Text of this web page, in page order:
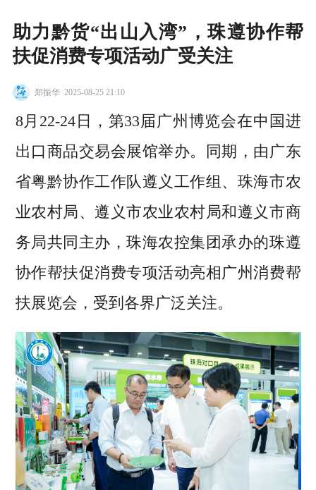
助力黔货“出山入湾”，珠遵协作帮
扶促消费专项活动广受关注
郑振华 2025-08-25 21:10
8月22-24日，第33届广州博览会在中国进
出口商品交易会展馆举办。同期，由广东
省粤黔协作工作队遵义工作组、珠海市农
业农村局、遵义市农业农村局和遵义市商
务局共同主办，珠海农控集团承办的珠遵
协作帮扶促消费专项活动亮相广州消费帮
扶展览会，受到各界广泛关注。